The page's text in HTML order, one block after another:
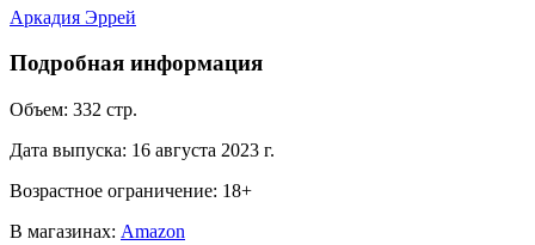
Аркадия Эррей
Подробная информация
Объем: 332 стр.
Дата выпуска: 16 августа 2023 г.
Возрастное ограничение: 18+
В магазинах: Amazon